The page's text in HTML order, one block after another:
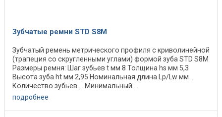
Зубчатые ремни STD S8M
Зубчатый ремень метрического профиля с криволинейной
(трапеция со скругленными углами) формой зуба STD S8M
Размеры ремня: Шаг зубьев t мм 8 Толщина hs мм 5,3
Высота зуба ht мм 2,95 Номинальная длина Lp/Lw мм ...
Количество зубьев ... Минимальный ...
подробнее